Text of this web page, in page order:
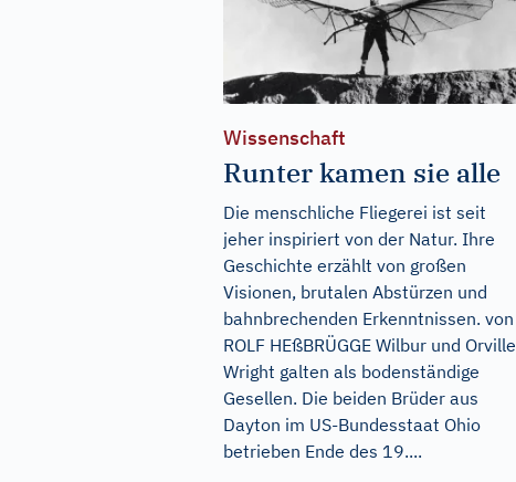
Wissenschaft
Runter kamen sie alle
Die menschliche Fliegerei ist seit
jeher inspiriert von der Natur. Ihre
Geschichte erzählt von großen
Visionen, brutalen Abstürzen und
bahnbrechenden Erkenntnissen. von
ROLF HEßBRÜGGE Wilbur und Orville
Wright galten als bodenständige
Gesellen. Die beiden Brüder aus
Dayton im US-Bundesstaat Ohio
betrieben Ende des 19....